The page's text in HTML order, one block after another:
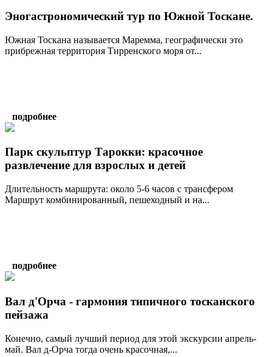
Эногастрономический тур по Южной Тоскане.
Южная Тоскана называется Маремма, географически это
прибрежная территория Тирренского моря от...
подробнее
Парк скульптур Тарокки: красочное
развлечение для взрослых и детей
Длительность маршрута: около 5-6 часов с трансфером
Маршрут комбинированный, пешеходный и на...
подробнее
Вал д'Орча - гармония типичного тосканского
пейзажа
Конечно, самый лучший период для этой экскурсии апрель-
май. Вал д-Орча тогда очень красочная,...